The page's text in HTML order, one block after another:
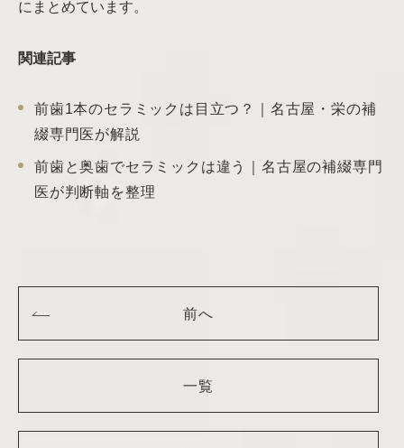
にまとめています。
関連記事
前歯1本のセラミックは目立つ？｜名古屋・栄の補
綴専門医が解説
前歯と奥歯でセラミックは違う｜名古屋の補綴専門
医が判断軸を整理
前へ
一覧